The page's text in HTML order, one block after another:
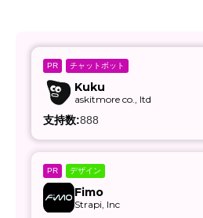
PR チャットボット
Kuku
askitmore co., ltd
支持数:888
PR デザイン
Fimo
Strapi, Inc